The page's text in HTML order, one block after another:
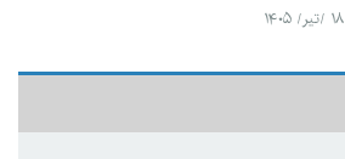
۱۸ /تیر/ ۱۴۰۵